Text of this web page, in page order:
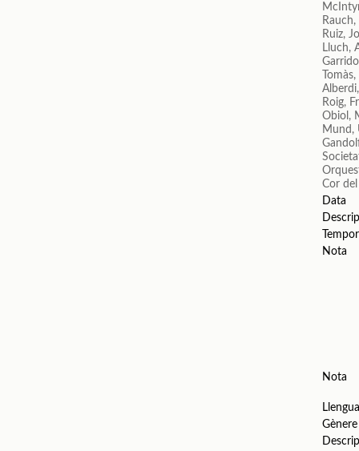
Ruiz,
Lluch,
Roig,
Obiol,
Mund,
Cor
Data
Nota
Nota
Gènere